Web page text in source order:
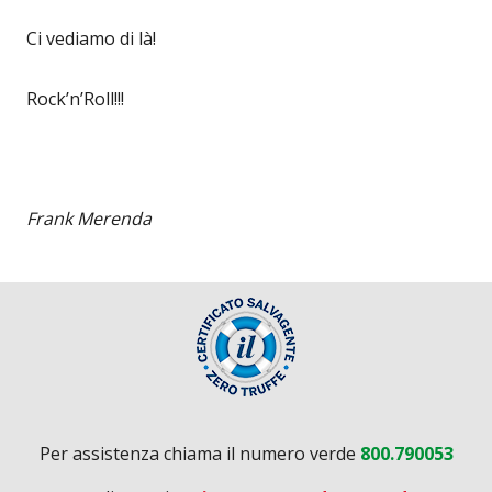
Ci vediamo di là!
Rock’n’Roll!!!
Frank Merenda
Per assistenza chiama il numero verde 800.790053